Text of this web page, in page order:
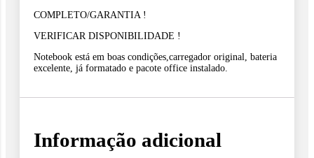
COMPLETO/GARANTIA !
VERIFICAR DISPONIBILIDADE !
Notebook está em boas condições,carregador original, bateria
excelente, já formatado e pacote office instalado.
Informação adicional